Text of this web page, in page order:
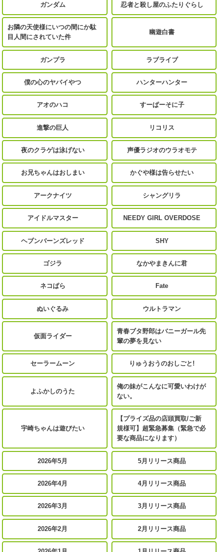
ガンダム 忍者と殺し屋のふたりぐらし
お隣の天使様にいつの間にか駄
目人間にされていた件
幽遊白書
ガンプラ ラブライブ
僕の心のヤバイやつ ハンターハンター
アオのハコ すーぱーそに子
進撃の巨人 リコリス
夜のクラゲは泳げない 声優ラジオのウラオモテ
お兄ちゃんはおしまい かぐや様は告らせたい
アークナイツ シャングリラ
アイドルマスター NEEDY GIRL OVERDOSE
ヘブンバーンズレッド SHY
ゴジラ なかやまきんに君
ネコぱら Fate
ぬいぐるみ ウルトラマン
仮面ライダー
青春ブタ野郎はバニーガール先
輩の夢を見ない
セーラームーン りゅうおうのおしごと!
よふかしのうた
俺の妹がこんなに可愛いわけが
ない。
宇崎ちゃんは遊びたい
【プライズ品の店頭買取/ご新
規様可】超緊急募集（緊急で必
要な商品になります）
2026年5月 5月リリース商品
2026年4月 4月リリース商品
2026年3月 3月リリース商品
2026年2月 2月リリース商品